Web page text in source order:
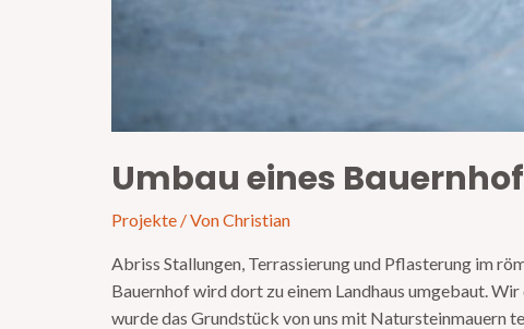
Umbau eines
Projekte / VonChristian
Abriss Stallungen, Terrassierung und Pflasterung im
Bauernhof wird dort zu einem Landhaus umgebaut.
wurde das Grundstück von uns mit Natursteinmauern